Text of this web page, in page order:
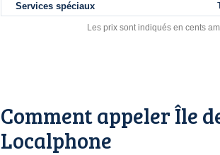
Services spéciaux
Les prix sont indiqués en cents
Comment appeler Île
Localphone